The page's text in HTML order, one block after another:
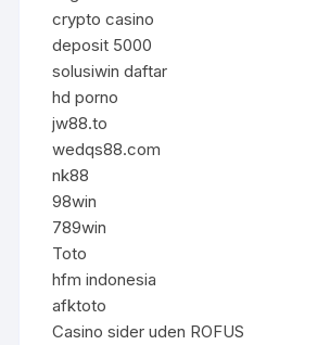
crypto casino
deposit 5000
solusiwin daftar
hd porno
jw88.to
wedqs88.com
nk88
98win
789win
Toto
hfm indonesia
afktoto
Casino sider uden ROFUS